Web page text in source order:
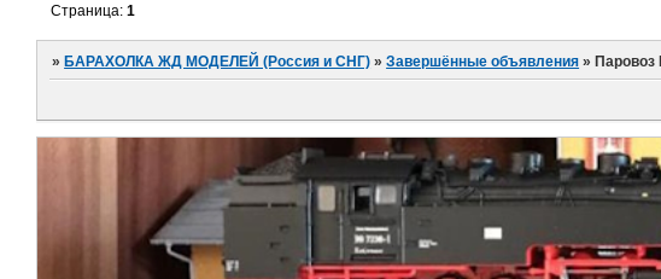
Страница:1
»БАРАХОЛКА ЖД МОДЕЛЕЙ (Россия и СНГ) »Завершённые объявления »Паровоз